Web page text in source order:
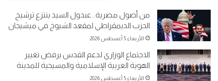
من أصول مصرية.. عبدول السيد ينتزع ترشيح
الحزب الديمقراطي لمقعد الشيوخ في ميشيجان
الأربعاء 5 أغسطس 2026
الاجتماع الوزاري لدعم القدس يرفض تغيير
الهوية العربية الإسلامية والمسيحية للمدينة
الأربعاء 5 أغسطس 2026